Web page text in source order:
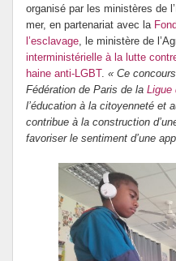
organisé par les ministères de
mer, en partenariat avec la
l’esclavage , le ministère de
interministérielle à la lutte
haine anti-LGBT. « Ce
Fédération de Paris de la Ligue
l’éducation à la citoyenneté et
contribue à la construction
favoriser le sentiment d’une